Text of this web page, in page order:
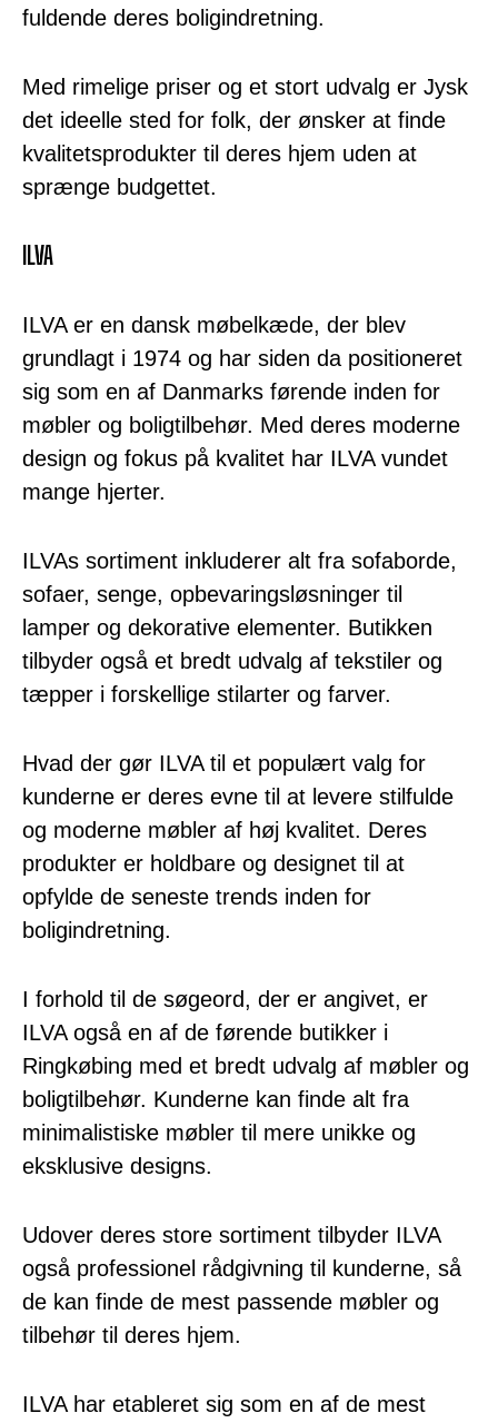
fuldende deres boligindretning.
Med rimelige priser og et stort udvalg er Jysk
det ideelle sted for folk, der ønsker at finde
kvalitetsprodukter til deres hjem uden at
sprænge budgettet.
ILVA
ILVA er en dansk møbelkæde, der blev
grundlagt i 1974 og har siden da positioneret
sig som en af Danmarks førende inden for
møbler og boligtilbehør. Med deres moderne
design og fokus på kvalitet har ILVA vundet
mange hjerter.
ILVAs sortiment inkluderer alt fra sofaborde,
sofaer, senge, opbevaringsløsninger til
lamper og dekorative elementer. Butikken
tilbyder også et bredt udvalg af tekstiler og
tæpper i forskellige stilarter og farver.
Hvad der gør ILVA til et populært valg for
kunderne er deres evne til at levere stilfulde
og moderne møbler af høj kvalitet. Deres
produkter er holdbare og designet til at
opfylde de seneste trends inden for
boligindretning.
I forhold til de søgeord, der er angivet, er
ILVA også en af de førende butikker i
Ringkøbing med et bredt udvalg af møbler og
boligtilbehør. Kunderne kan finde alt fra
minimalistiske møbler til mere unikke og
eksklusive designs.
Udover deres store sortiment tilbyder ILVA
også professionel rådgivning til kunderne, så
de kan finde de mest passende møbler og
tilbehør til deres hjem.
ILVA har etableret sig som en af de mest